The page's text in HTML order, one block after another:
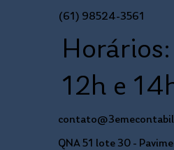
(61) 98524-3561
12h e
QNA 51 lote 30 -